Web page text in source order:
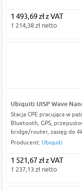
1 493,69 zł z VAT
1 214,38 zł netto
Ubiquiti UISP Wave
Stacja CPE pracująca w
Bluetooth, GPS,
bridge/router, zasięg do
Producent: Ubiquiti
1 521,67 zł z VAT
1 237,13 zł netto